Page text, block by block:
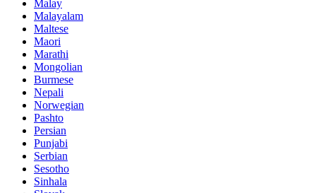
Malay
Malayalam
Maltese
Maori
Marathi
Mongolian
Burmese
Nepali
Norwegian
Pashto
Persian
Punjabi
Serbian
Sesotho
Sinhala